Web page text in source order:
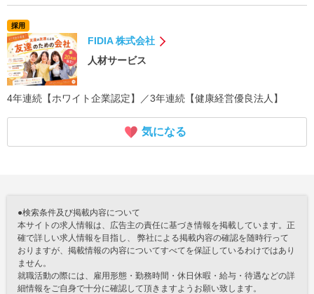
採用
FIDIA 株式会社
人材サービス
4年連続【ホワイト企業認定】／3年連続【健康経営優良法人】
気になる
●検索条件及び掲載内容について
本サイトの求人情報は、広告主の責任に基づき情報を掲載しています。正
確で詳しい求人情報を目指し、 弊社による掲載内容の確認を随時行って
おりますが、掲載情報の内容についてすべてを保証しているわけではあり
ません。
就職活動の際には、雇用形態・勤務時間・休日休暇・給与・待遇などの詳
細情報をご自身で十分に確認して頂きますようお願い致します。